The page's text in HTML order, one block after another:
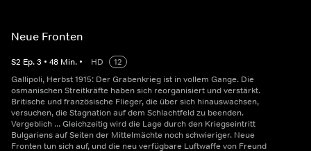
Neue Fronten
S2 Ep.3 • 48 Min. • HD
12
Gallipoli, Herbst 1915: Der Grabenkrieg ist in vollem Gange. Die
osmanischen Streitkräfte haben sich reorganisiert und verstärkt.
Britische und französische Flieger, die über sich hinauswachsen,
versuchen, die Stagnation auf dem Schlachtfeld zu beenden.
Vergeblich ... Gleichzeitig wird die Lage durch den Kriegseintritt
Bulgariens auf Seiten der Mittelmächte noch schwieriger. Neue
Fronten tun sich auf, und die neu verfügbare Luftwaffe von Freund